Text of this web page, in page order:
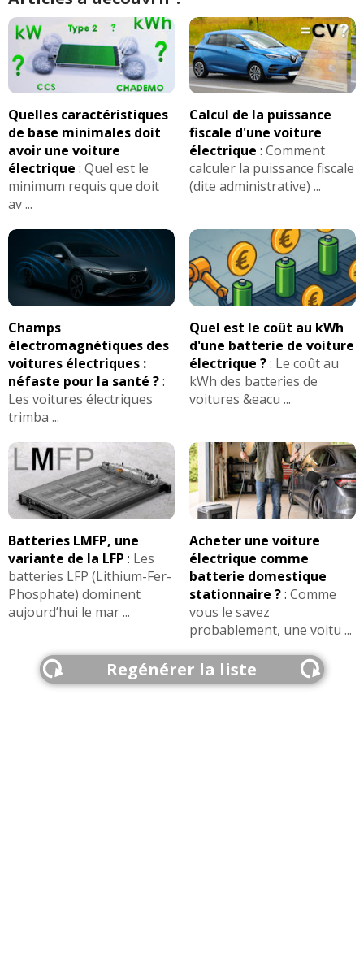
Quelles caractéristiques
de base minimales doit
avoir une voiture
électrique : Quel est le
minimum requis que doit
av ...
Calcul de la puissance
fiscale d'une voiture
électrique : Comment
calculer la puissance fiscale
(dite administrative) ...
Champs
électromagnétiques des
voitures électriques :
néfaste pour la santé ?:
Les voitures électriques
trimba ...
Quel est le coût au kWh
d'une batterie de voiture
électrique ?: Le coût au
kWh des batteries de
voitures &eacu ...
Batteries LMFP, une
variante de la LFP : Les
batteries LFP (Lithium-Fer-
Phosphate) dominent
aujourd’hui le mar ...
Acheter une voiture
électrique comme
batterie domestique
stationnaire ?: Comme
vous le savez
probablement, une voitu ...
Regénérer la liste